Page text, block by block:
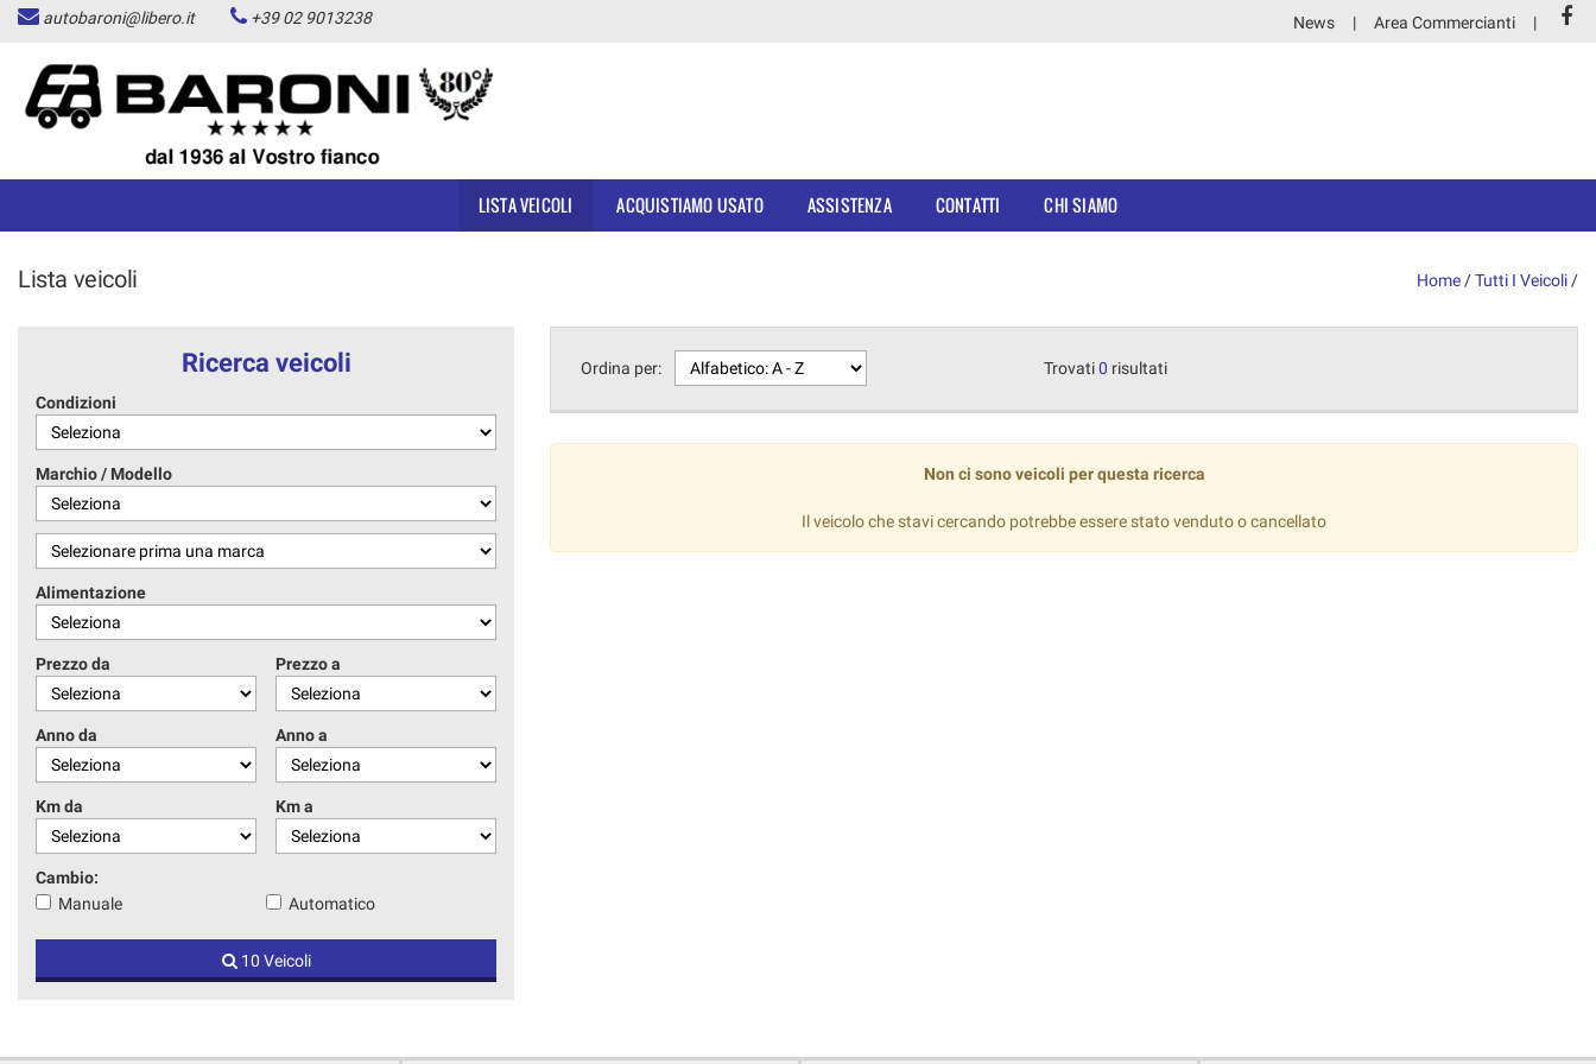
LISTA VEICOLI
ACQUISTIAMO USATO
AREA COMMERCIANTI
autobaroni@libero.it +39 02 9013238 News Area Commercianti
LISTA VEICOLI ACQUISTIAMO USATO ASSISTENZA CONTATTI CHI SIAMO
Lista veicoli Home /Tutti I Veicoli /
Ricerca veicoli
Condizioni
Marchio / Modello
Alimentazione
Prezzo da Prezzo a
Anno da Anno a
Km da Km a
Cambio:
Manuale
Automatico
10 Veicoli
Ordina per: Trovati0 risultati
Non ci sono veicoli per questa ricerca
Il veicolo che stavi cercando potrebbe essere stato venduto o cancellato